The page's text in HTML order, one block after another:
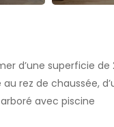
d’une superficie de
rez de chaussée,
avec piscine